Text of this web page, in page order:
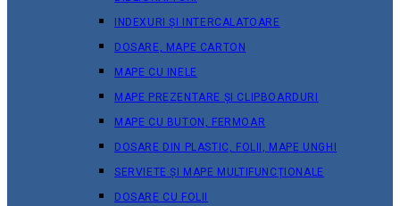
INDEXURI ȘI INTERCALATOARE
DOSARE, MAPE CARTON
MAPE CU INELE
MAPE PREZENTARE ȘI CLIPBOARDURI
MAPE CU BUTON, FERMOAR
DOSARE DIN PLASTIC, FOLII, MAPE UNGHI
SERVIETE ȘI MAPE MULTIFUNCȚIONALE
DOSARE CU FOLII